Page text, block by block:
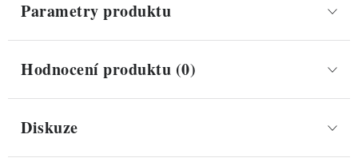
Parametry produktu
Hodnocení produktu (0)
Diskuze